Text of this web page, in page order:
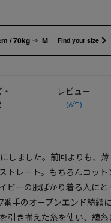
/ 70kg M Find your size
レビュー
(6件)
しました。前回よりも、
トレート。もちろんコッ
ビーの服ばかり着る人にと
手のオープンエンド紡績
引き揃えた糸を使い、緯